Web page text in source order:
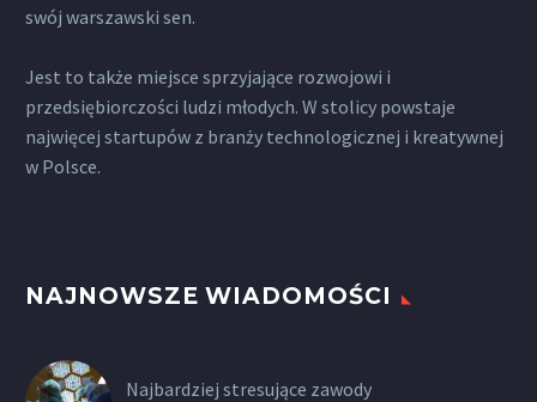
swój warszawski sen.
Jest to także miejsce sprzyjające rozwojowi i
przedsiębiorczości ludzi młodych. W stolicy powstaje
najwięcej startupów z branży technologicznej i kreatywnej
w Polsce.
NAJNOWSZE WIADOMOŚCI
Najbardziej stresujące zawody